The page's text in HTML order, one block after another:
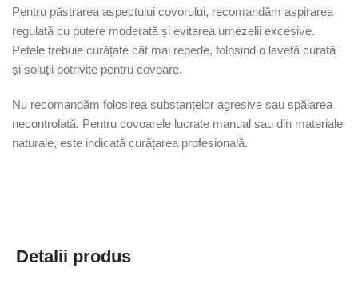
Pentru păstrarea aspectului covorului, recomandăm aspirarea
regulată cu putere moderată și evitarea umezelii excesive.
Petele trebuie curățate cât mai repede, folosind o lavetă curată
și soluții potrivite pentru covoare.
Nu recomandăm folosirea substanțelor agresive sau spălarea
necontrolată. Pentru covoarele lucrate manual sau din materiale
naturale, este indicată curățarea profesională.
Detalii produs